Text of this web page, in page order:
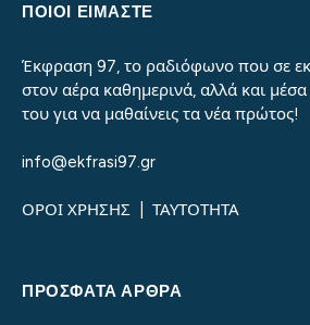
ΠΟΙΟΙ ΕΙΜΑΣΤΕ
Έκφραση 97, το ραδιόφωνο που σε
στον αέρα καθημερινά, αλλά και
του για να μαθαίνεις τα νέα πρώτος!
info@ekfrasi97.gr
ΟΡΟΙ ΧΡΗΣΗΣ ΤΑΥΤΟΤΗΤΑ
ΠΡΌΣΦΑΤΑ ΆΡΘΡΑ